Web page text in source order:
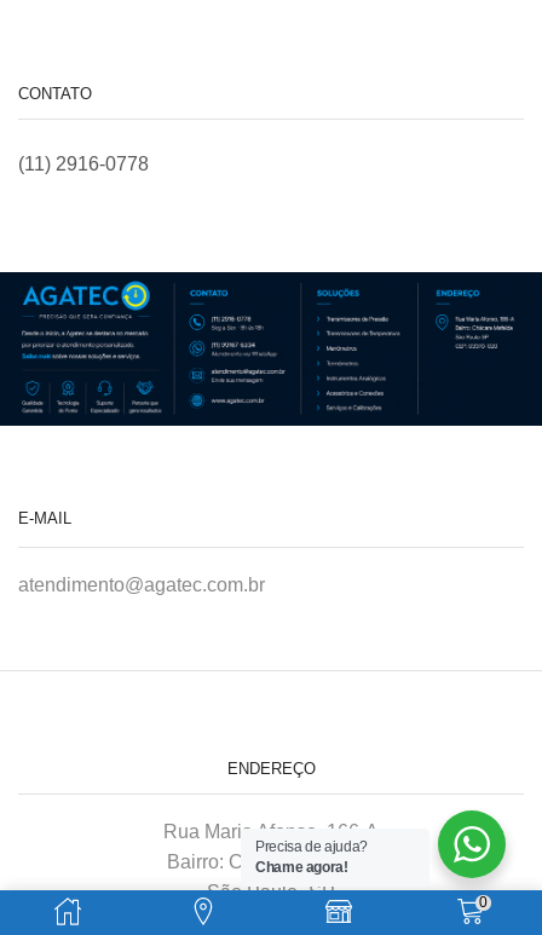
CONTATO
(11) 2916-0778
E-MAIL
atendimento@agatec.com.br
ENDEREÇO
Rua Maria Afonso, 166-A
Bairro: Chácara Mafalda
São Paulo–SP
CEP: 03370-020
0
Precisa de ajuda?
Chame agora!